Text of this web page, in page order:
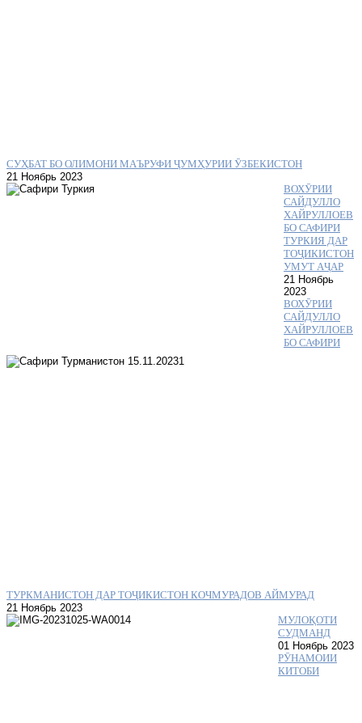
СУҲБАТ БО ОЛИМОНИ МАЪРУФИ ҶУМҲУРИИ ӮЗБЕКИСТОН
21 Ноябрь 2023
ВОХӮРИИ
САЙДУЛЛО
ХАЙРУЛЛОЕВ
БО САФИРИ
ТУРКИЯ ДАР
ТОҶИКИСТОН
УМУТ АҶАР
21 Ноябрь
2023
ВОХӮРИИ
САЙДУЛЛО
ХАЙРУЛЛОЕВ
БО САФИРИ
ТУРКМАНИСТОН ДАР ТОҶИКИСТОН КОЧМУРАДОВ АЙМУРАД
21 Ноябрь 2023
МУЛОҚОТИ
СУДМАНД
01 Ноябрь 2023
РӮНАМОИИ
КИТОБИ